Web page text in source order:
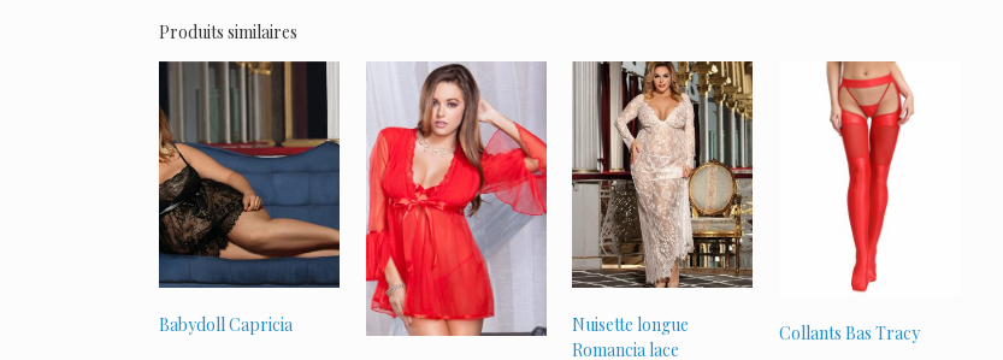
Produits similaires
Babydoll Capricia
Nuisette longue
Romancia lace
Collants Bas Tracy